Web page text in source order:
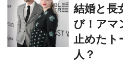
結婚と長
び！アマ
止めたト
人？